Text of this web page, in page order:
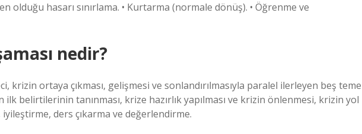
olduğu hasarı sınırlama. • Kurtarma (normale dönüş). • Öğrenme ve
nedir?
krizin ortaya çıkması, gelişmesi ve sonlandırılmasıyla paralel ilerleyen beş
ilk belirtilerinin tanınması, krize hazırlık yapılması ve krizin önlenmesi, krizin yol
iyileştirme, ders çıkarma ve değerlendirme.